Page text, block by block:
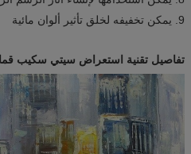
9. يمكن تخفيفه لخلق تأثير ألوان مائية
تفاصيل تقنية استعراض سيتي سكيب